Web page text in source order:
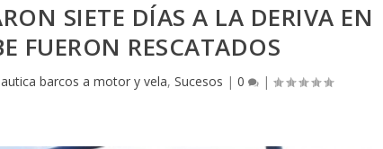
SIETE DÍAS A LA DERIVA EN
FUERON RESCATADOS
barcos a motor y vela, Sucesos | 0 |